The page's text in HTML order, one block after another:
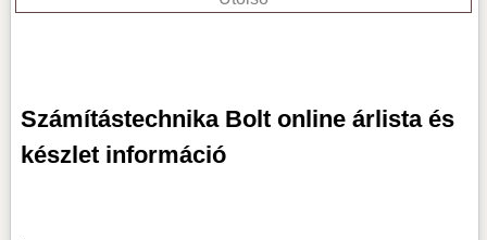
Számítástechnika Bolt online árlista és
készlet információ